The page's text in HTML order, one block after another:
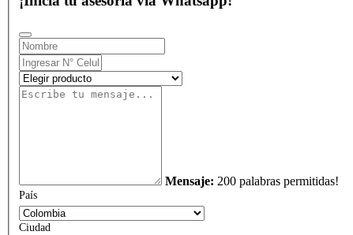
Mensaje: 200 palabras permitidas!
País
Ciudad